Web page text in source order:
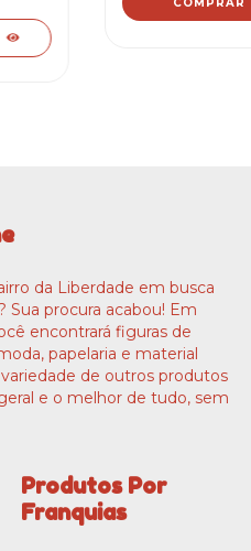
da Liberdade em busca
Sua procura acabou! Em
encontrará figuras de
papelaria e material
de outros produtos
e o melhor de tudo, sem
Produtos Por
Franquias